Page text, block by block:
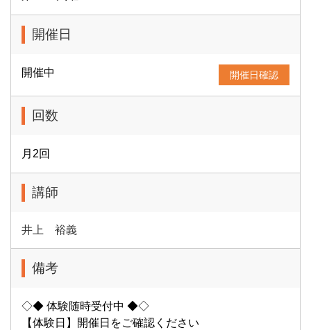
開催日
開催中 開催日確認
回数
月2回
講師
井上 裕義
備考
◇◆ 体験随時受付中 ◆◇
【体験日】開催日をご確認ください